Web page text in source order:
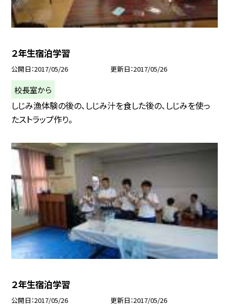
２年生宿泊学習
公開日 2017/05/26 更新日 2017/05/26
校長室から
しじみ漁体験の後の、しじみ汁を食した後の、しじみを使っ
たストラップ作り。
２年生宿泊学習
公開日 2017/05/26 更新日 2017/05/26